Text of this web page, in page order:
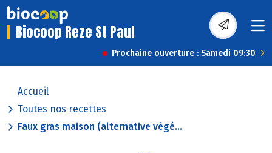
Biocoop Reze St Paul
Prochaine ouverture : Samedi 09:30
Accueil
Toutes nos recettes
Faux gras maison (alternative végé...